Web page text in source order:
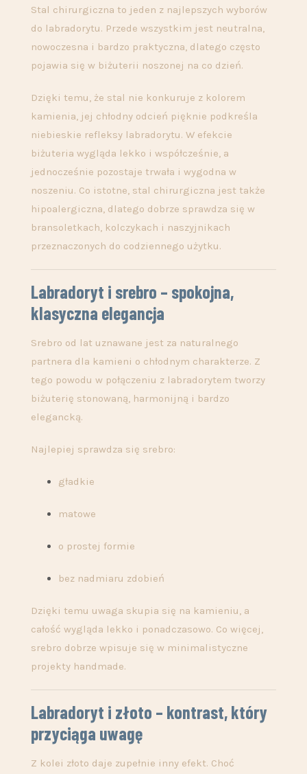
Stal chirurgiczna to jeden z najlepszych wyborów
do labradorytu. Przede wszystkim jest neutralna,
nowoczesna i bardzo praktyczna, dlatego często
pojawia się w biżuterii noszonej na co dzień.
Dzięki temu, że stal nie konkuruje z kolorem
kamienia, jej chłodny odcień pięknie podkreśla
niebieskie refleksy labradorytu. W efekcie
biżuteria wygląda lekko i współcześnie, a
jednocześnie pozostaje trwała i wygodna w
noszeniu. Co istotne, stal chirurgiczna jest także
hipoalergiczna, dlatego dobrze sprawdza się w
bransoletkach, kolczykach i naszyjnikach
przeznaczonych do codziennego użytku.
Labradoryt i srebro – spokojna,
klasyczna elegancja
Srebro od lat uznawane jest za naturalnego
partnera dla kamieni o chłodnym charakterze. Z
tego powodu w połączeniu z labradorytem tworzy
biżuterię stonowaną, harmonijną i bardzo
elegancką.
Najlepiej sprawdza się srebro:
gładkie
matowe
o prostej formie
bez nadmiaru zdobień
Dzięki temu uwaga skupia się na kamieniu, a
całość wygląda lekko i ponadczasowo. Co więcej,
srebro dobrze wpisuje się w minimalistyczne
projekty handmade.
Labradoryt i złoto – kontrast, który
przyciąga uwagę
Z kolei złoto daje zupełnie inny efekt. Choć